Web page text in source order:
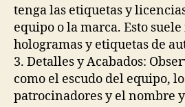
tenga las etiquetas y
equipo o la marca. Esto
hologramas y etiquetas de
3. Detalles y Acabados:
como el escudo del equipo,
patrocinadores y el nombre